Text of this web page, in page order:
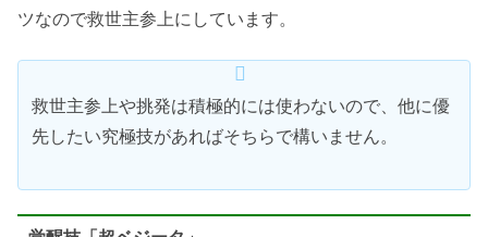
ツなので救世主参上にしています。
救世主参上や挑発は積極的には使わないので、他に優
先したい究極技があればそちらで構いません。